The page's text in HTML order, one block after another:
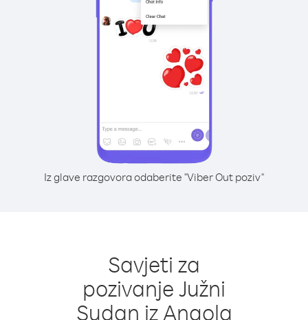
Iz glave razgovora odaberite "Viber Out poziv"
Savjeti za
pozivanje Južni
Sudan iz Angola